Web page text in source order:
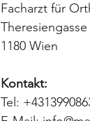
Facharzt für
1180 Wien
Kontakt:
Tel: